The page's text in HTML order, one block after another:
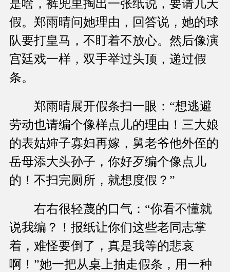
是啥，裤兜里掏出一张纸说，要请几天
假。郑雨晴问她理由，回答说，她的球
队要打皇马，不盯着不放心。然后像演
宫廷戏一样，双手举过头顶，递过假
条。
郑雨晴展开假条扫一眼：“想逃避
劳动也请编个像样点儿的理由！三大娘
的表姑婶子寡妇再嫁，舅老爷他外侄的
岳母添大头孙子，你好歹编个像点儿
的！不扫完厕所，就想度假？”
右右很轻蔑的口气：“你看不懂就
说我编？！报纸让你们这些老同志掌
着，难怪要倒了，真是我等的悲哀
啊！”她一把从桌上抽走假条，用一种